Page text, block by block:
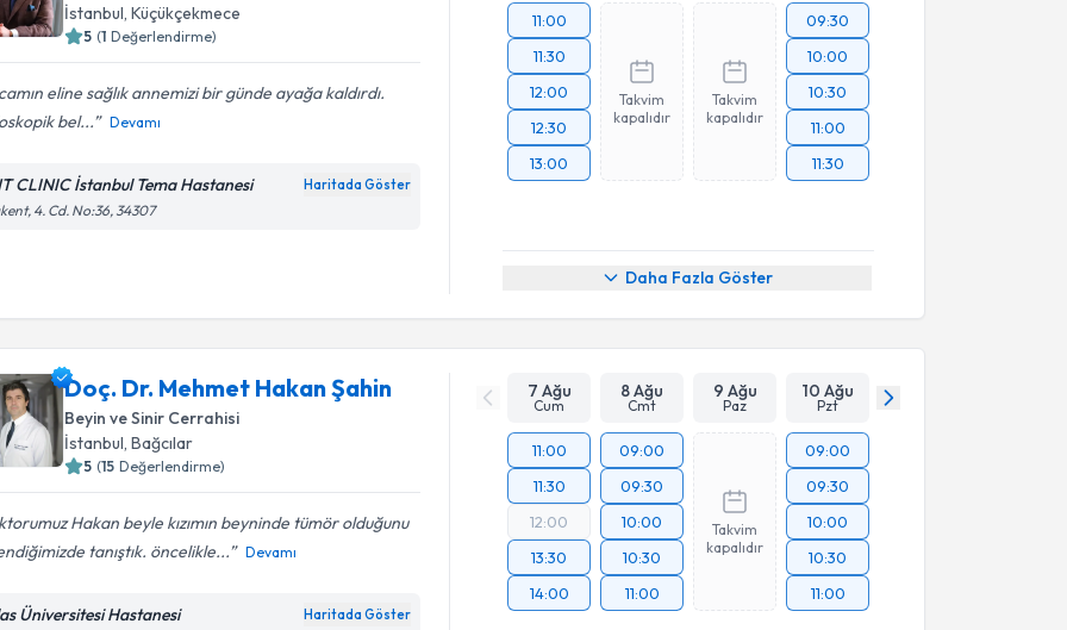
İstanbul , Küçükçekmece
5 (1 Değerlendirme)
eline sağlık annemizi bir günde ayağa kaldırdı.
bel...
Devamı
CLINIC İstanbul Tema Hastanesi Haritada Göster
4. Cd. No:36, 34307
11:00
11:30
12:00
12:30
13:00
Takvim
kapalıdır
Takvim
kapalıdır
09:30
10:00
10:30
11:00
11:30
Daha Fazla Göster
Doç. Dr. Mehmet Hakan Şahin
Beyin ve Sinir Cerrahisi
İstanbul, Bağcılar
5 (15 Değerlendirme)
Hakan beyle kızımın beyninde tümör olduğunu
tanıştık. öncelikle...
Devamı
Üniversitesi Hastanesi Haritada Göster
7 Ağu
Cum
8 Ağu
Cmt
9 Ağu
Paz
10 Ağu
Pzt
11:00
11:30
12:00
13:30
14:00
09:00
09:30
10:00
10:30
11:00
Takvim
kapalıdır
09:00
09:30
10:00
10:30
11:00